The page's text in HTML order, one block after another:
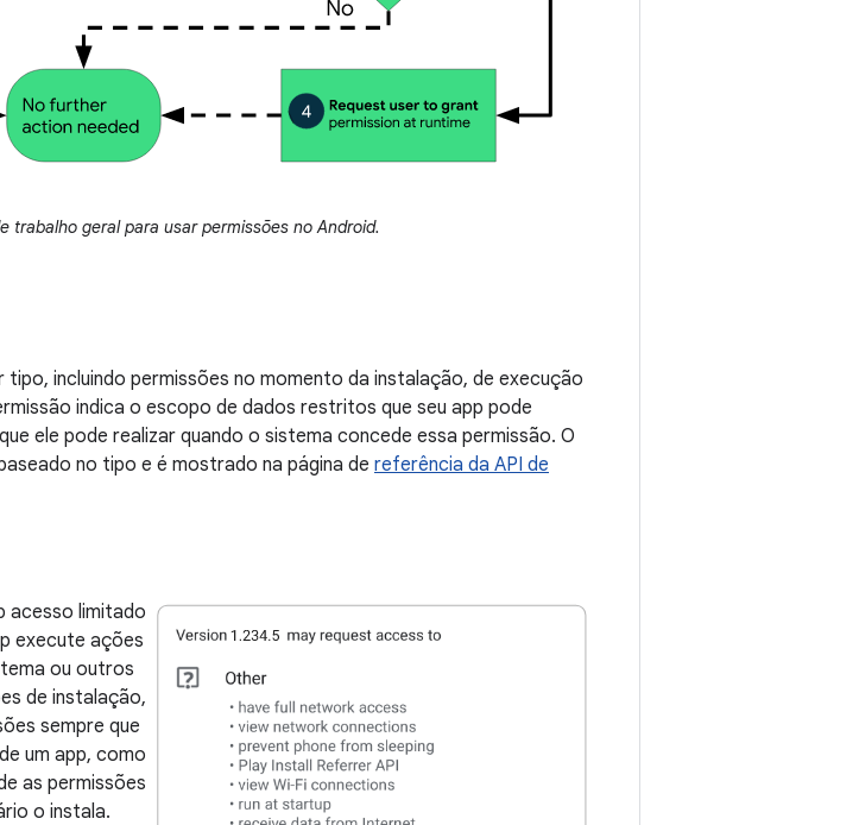
trabalho geral para usar permissões no Android.
incluindo permissões no momento da instalação, de execução
indica o escopo de dados restritos que seu app pode
ele pode realizar quando o sistema concede essa permissão. O
no tipo e é mostrado na página de referência da API de
acesso limitado
execute ações
ou outros
de instalação,
sempre que
um app, como
as permissões
o instala.